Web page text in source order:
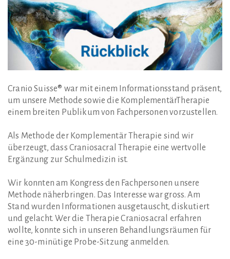
Cranio Suisse® war mit einem Informationsstand präsent,
um unsere Methode sowie die KomplementärTherapie
einem breiten Publikum von Fachpersonen vorzustellen.
Als Methode der Komplementär Therapie sind wir
überzeugt, dass Craniosacral Therapie eine wertvolle
Ergänzung zur Schulmedizin ist.
Wir konnten am Kongress den Fachpersonen unsere
Methode näherbringen. Das Interesse war gross. Am
Stand wurden Informationen ausgetauscht, diskutiert
und gelacht. Wer die Therapie Craniosacral erfahren
wollte, konnte sich in unseren Behandlungsräumen für
eine 30-minütige Probe-Sitzung anmelden.